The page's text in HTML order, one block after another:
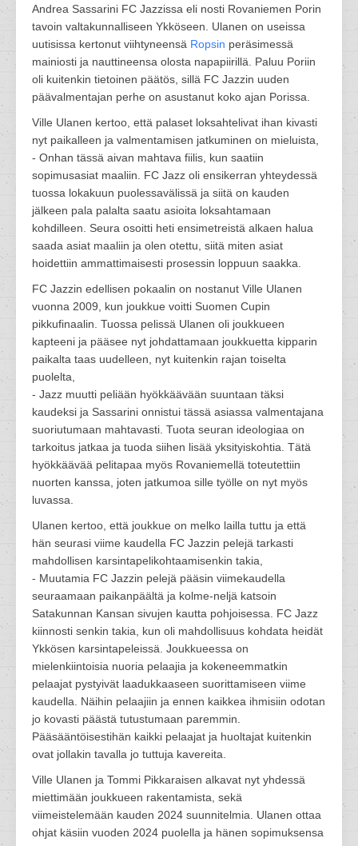
Andrea Sassarini FC Jazzissa eli nosti Rovaniemen Porin
tavoin valtakunnalliseen Ykköseen. Ulanen on useissa
uutisissa kertonut viihtyneensä Ropsin peräsimessä
mainiosti ja nauttineensa olosta napapiirillä. Paluu Poriin
oli kuitenkin tietoinen päätös, sillä FC Jazzin uuden
päävalmentajan perhe on asustanut koko ajan Porissa.
Ville Ulanen kertoo, että palaset loksahtelivat ihan kivasti
nyt paikalleen ja valmentamisen jatkuminen on mieluista,
- Onhan tässä aivan mahtava fiilis, kun saatiin
sopimusasiat maaliin. FC Jazz oli ensikerran yhteydessä
tuossa lokakuun puolessavälissä ja siitä on kauden
jälkeen pala palalta saatu asioita loksahtamaan
kohdilleen. Seura osoitti heti ensimetreistä alkaen halua
saada asiat maaliin ja olen otettu, siitä miten asiat
hoidettiin ammattimaisesti prosessin loppuun saakka.
FC Jazzin edellisen pokaalin on nostanut Ville Ulanen
vuonna 2009, kun joukkue voitti Suomen Cupin
pikkufinaalin. Tuossa pelissä Ulanen oli joukkueen
kapteeni ja pääsee nyt johdattamaan joukkuetta kipparin
paikalta taas uudelleen, nyt kuitenkin rajan toiselta
puolelta,
- Jazz muutti peliään hyökkäävään suuntaan täksi
kaudeksi ja Sassarini onnistui tässä asiassa valmentajana
suoriutumaan mahtavasti. Tuota seuran ideologiaa on
tarkoitus jatkaa ja tuoda siihen lisää yksityiskohtia. Tätä
hyökkäävää pelitapaa myös Rovaniemellä toteutettiin
nuorten kanssa, joten jatkumoa sille työlle on nyt myös
luvassa.
Ulanen kertoo, että joukkue on melko lailla tuttu ja että
hän seurasi viime kaudella FC Jazzin pelejä tarkasti
mahdollisen karsintapelikohtaamisenkin takia,
- Muutamia FC Jazzin pelejä pääsin viimekaudella
seuraamaan paikanpäältä ja kolme-neljä katsoin
Satakunnan Kansan sivujen kautta pohjoisessa. FC Jazz
kiinnosti senkin takia, kun oli mahdollisuus kohdata heidät
Ykkösen karsintapeleissä. Joukkueessa on
mielenkiintoisia nuoria pelaajia ja kokeneemmatkin
pelaajat pystyivät laadukkaaseen suorittamiseen viime
kaudella. Näihin pelaajiin ja ennen kaikkea ihmisiin odotan
jo kovasti päästä tutustumaan paremmin.
Pääsääntöisestihän kaikki pelaajat ja huoltajat kuitenkin
ovat jollakin tavalla jo tuttuja kavereita.
Ville Ulanen ja Tommi Pikkaraisen alkavat nyt yhdessä
miettimään joukkueen rakentamista, sekä
viimeistelemään kauden 2024 suunnitelmia. Ulanen ottaa
ohjat käsiin vuoden 2024 puolella ja hänen sopimuksensa